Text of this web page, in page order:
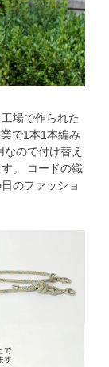
場で作られた
で1本1本編み
ので付け替え
。 コードの織
のファッショ